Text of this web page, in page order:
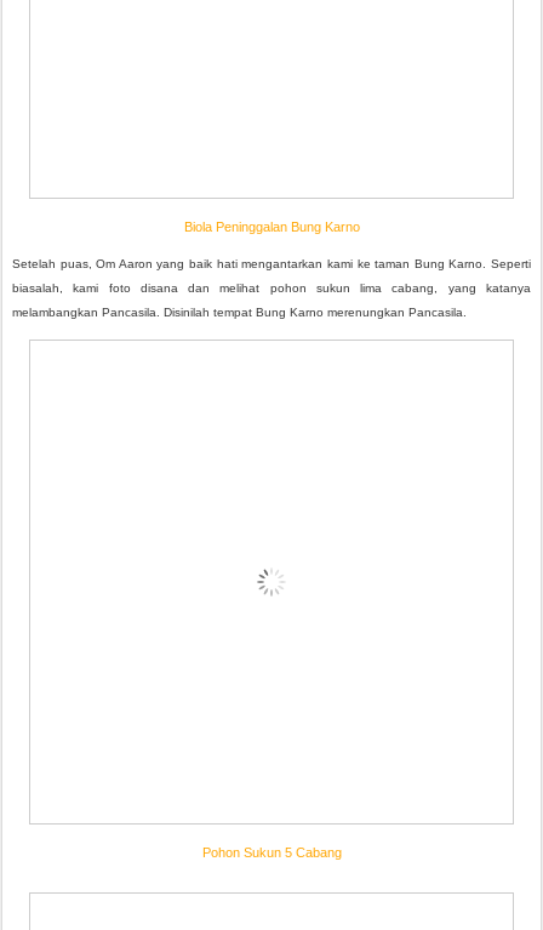
Biola Peninggalan Bung Karno
Setelah puas, Om Aaron yang baik hati mengantarkan kami ke taman Bung Karno. Seperti
biasalah, kami foto disana dan melihat pohon sukun lima cabang, yang katanya
melambangkan Pancasila. Disinilah tempat Bung Karno merenungkan Pancasila.
Pohon Sukun 5 Cabang